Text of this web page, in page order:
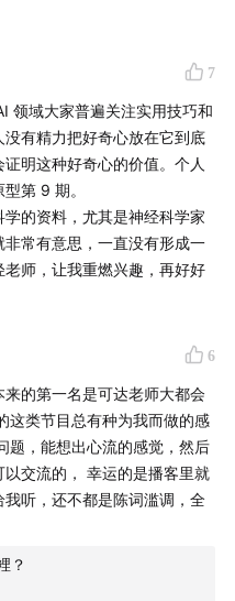
Why Does It Work?
Study
English
你理解更有价值的信息，开
的他人的监狱。这期节目间接
，打扫控制好脑中的模型环
和理解后才开始人生，只能
动力中开始人生，从信息混
净愿力和探索和行动。PS.吹
出了，真是佳作，也有杰作
关于游戏的信仰》中讲的慷慨
以后节目。
7
领域大家普遍关注实用技巧和
有精力把好奇心放在它到底
明这种好奇心的价值。个人
第 9 期。
的资料，尤其是神经科学家
常有意思，一直没有形成一
师，让我重燃兴趣，再好好
6
的第一名是可达老师大都会
这类节目总有种为我而做的感
题，能想出心流的感觉，然后
交流的， 幸运的是播客里就
听，还不都是陈词滥调，全
？